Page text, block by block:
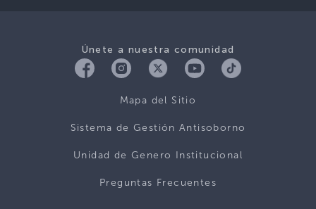
Únete a nuestra comunidad
Mapa del Sitio
Sistema de Gestión Antisoborno
Unidad de Genero Institucional
Preguntas Frecuentes